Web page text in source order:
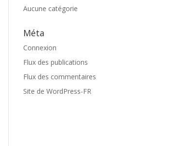
Aucune catégorie
Méta
Connexion
Flux des publications
Flux des commentaires
Site de WordPress-FR